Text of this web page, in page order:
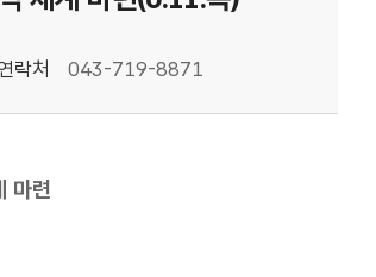
락처 043-719-8871
마련